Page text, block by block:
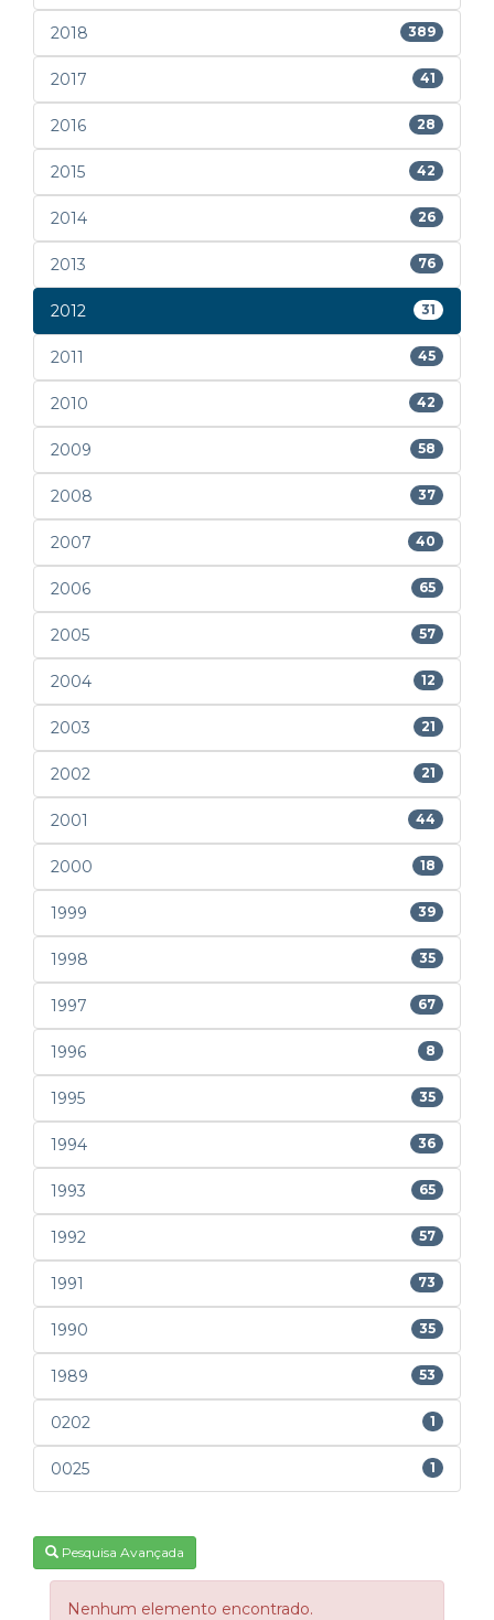
2018 389
2017 41
2016 28
2015 42
2014 26
2013 76
2012 31
2011 45
2010 42
2009 58
2008 37
2007 40
2006 65
2005 57
2004 12
2003 21
2002 21
2001 44
2000 18
1999 39
1998 35
1997 67
1996 8
1995 35
1994 36
1993 65
1992 57
1991 73
1990 35
1989 53
0202 1
0025 1
Pesquisa Avançada
Nenhum elemento encontrado.